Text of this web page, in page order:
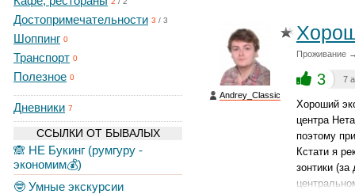
Достопримечательности 3 / 3
Шоппинг 0
Транспорт 0
Полезное 0
Дневники 7
ССЫЛКИ ОТ БЫВАЛЫХ
🙈 НЕ Букинг (румгуру -
экономим💰)
🤓 Умные экскурсии
Andrey_Classic
Проживание
3 7
Хороший
центра
поэтому
Кстати я
зонтики